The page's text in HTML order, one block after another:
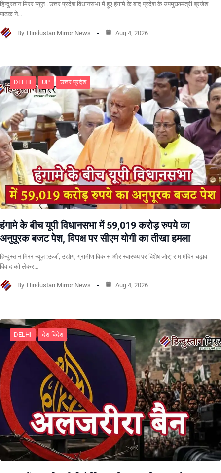
हिन्दुस्तान मिरर न्यूज़ : उत्तर प्रदेश विधानसभा में हुए हंगामे के बाद प्रदेश के उपमुख्यमंत्री ब्रजेश
पाठक ने…
By Hindustan Mirror News Aug 4, 2026
DELHI UP उत्तर प्रदेश
हंगामे के बीच यूपी विधानसभा में 59,019 करोड़ रुपये का
अनुपूरक बजट पेश, विपक्ष पर सीएम योगी का तीखा हमला
हिन्दुस्तान मिरर न्यूज़ :ऊर्जा, उद्योग, ग्रामीण विकास और स्वास्थ्य पर विशेष जोर; राम मंदिर चढ़ावा
विवाद को लेकर…
By Hindustan Mirror News Aug 4, 2026
DELHI देश-विदेश